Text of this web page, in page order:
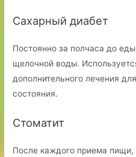
Сахарный диабет
Постоянно за полчаса до еды
щелочной воды.
дополнительного лечения
состояния.
Стоматит
После каждого приема